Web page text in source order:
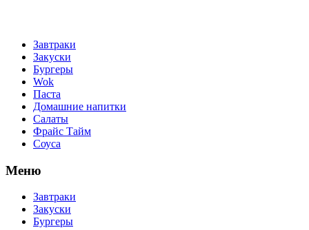
Завтраки
Закуски
Бургеры
Wok
Паста
Домашние напитки
Салаты
Фрайс Тайм
Соуса
Меню
Завтраки
Закуски
Бургеры